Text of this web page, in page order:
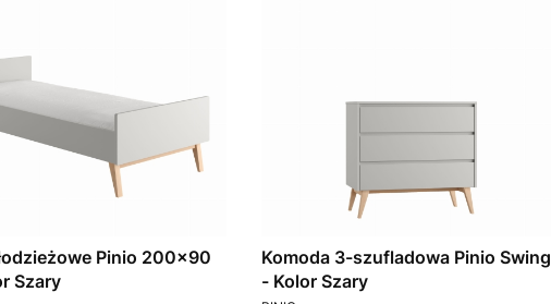
Pinio 200x90
Szary
Komoda 3-szufladowa Pinio Swing
- Kolor Szary